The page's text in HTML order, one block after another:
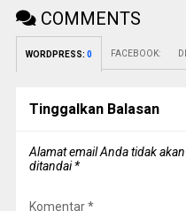
COMMENTS
WORDPRESS: 0 FACEBOOK:
Tinggalkan Balasan
Alamat email Anda tidak
ditandai*
Komentar*